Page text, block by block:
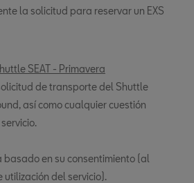
la solicitud para reservar un EXS
SEAT - Primavera
de transporte del Shuttle
así como cualquier cuestión
basado en su consentimiento (al
utilización del servicio).